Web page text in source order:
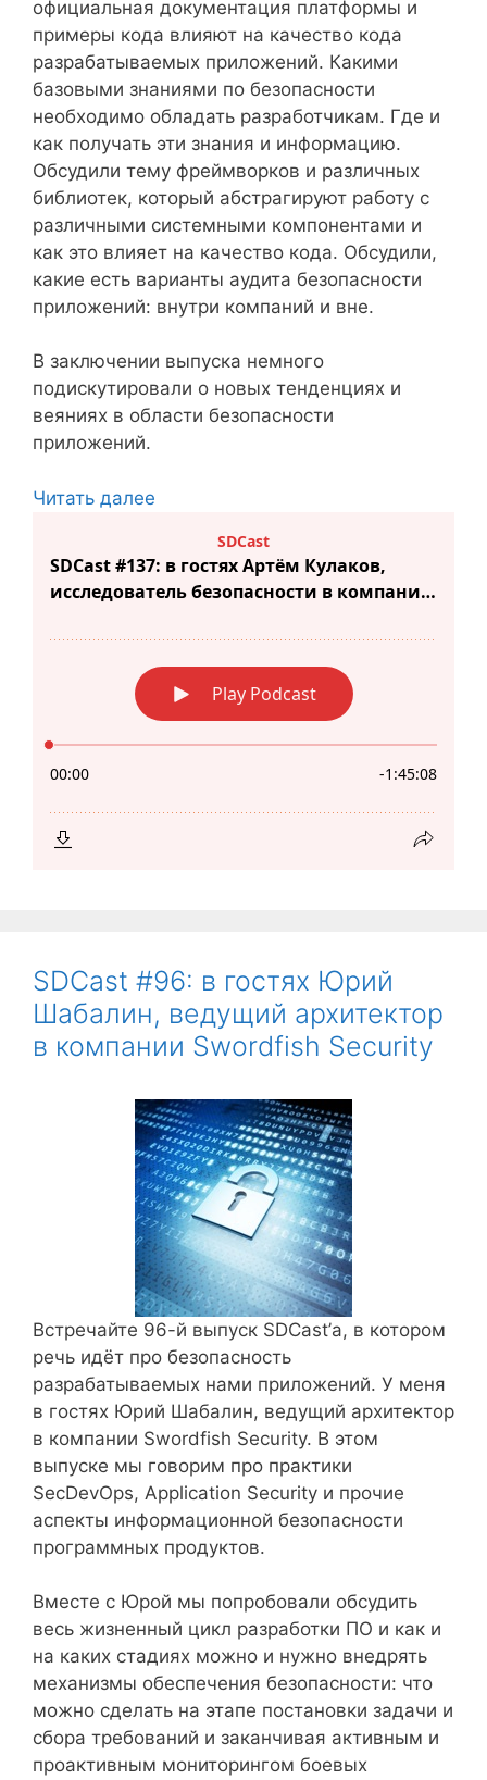
официальная документация платформы и
примеры кода влияют на качество кода
разрабатываемых приложений. Какими
базовыми знаниями по безопасности
необходимо обладать разработчикам. Где и
как получать эти знания и информацию.
Обсудили тему фреймворков и различных
библиотек, который абстрагируют работу с
различными системными компонентами и
как это влияет на качество кода. Обсудили,
какие есть варианты аудита безопасности
приложений: внутри компаний и вне.
В заключении выпуска немного
подискутировали о новых тенденциях и
веяниях в области безопасности
приложений.
Читать далее
SDCast #96: в гостях Юрий
Шабалин, ведущий архитектор
в компании Swordfish Security
Встречайте 96-й выпуск SDCast’а, в котором
речь идёт про безопасность
разрабатываемых нами приложений. У меня
в гостях Юрий Шабалин, ведущий архитектор
в компании Swordfish Security. В этом
выпуске мы говорим про практики
SecDevOps, Application Security и прочие
аспекты информационной безопасности
программных продуктов.
Вместе с Юрой мы попробовали обсудить
весь жизненный цикл разработки ПО и как и
на каких стадиях можно и нужно внедрять
механизмы обеспечения безопасности: что
можно сделать на этапе постановки задачи и
сбора требований и заканчивая активным и
проактивным мониторингом боевых